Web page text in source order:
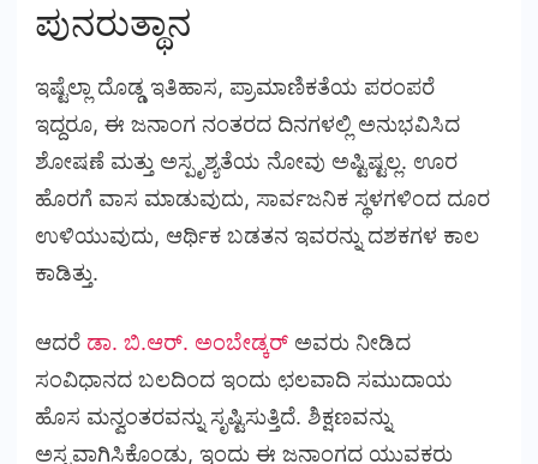
ಪುನರುತ್ಥಾನ
ಇಷ್ಟೆಲ್ಲಾ ದೊಡ್ಡ ಇತಿಹಾಸ, ಪ್ರಾಮಾಣಿಕತೆಯ ಪರಂಪರೆ
ಇದ್ದರೂ, ಈ ಜನಾಂಗ ನಂತರದ ದಿನಗಳಲ್ಲಿ ಅನುಭವಿಸಿದ
ಶೋಷಣೆ ಮತ್ತು ಅಸ್ಪೃಶ್ಯತೆಯ ನೋವು ಅಷ್ಟಿಷ್ಟಲ್ಲ. ಊರ
ಹೊರಗೆ ವಾಸ ಮಾಡುವುದು, ಸಾರ್ವಜನಿಕ ಸ್ಥಳಗಳಿಂದ ದೂರ
ಉಳಿಯುವುದು, ಆರ್ಥಿಕ ಬಡತನ ಇವರನ್ನು ದಶಕಗಳ ಕಾಲ
ಕಾಡಿತ್ತು.
ಆದರೆ ಡಾ. ಬಿ.ಆರ್. ಅಂಬೇಡ್ಕರ್ ಅವರು ನೀಡಿದ
ಸಂವಿಧಾನದ ಬಲದಿಂದ ಇಂದು ಛಲವಾದಿ ಸಮುದಾಯ
ಹೊಸ ಮನ್ವಂತರವನ್ನು ಸೃಷ್ಟಿಸುತ್ತಿದೆ. ಶಿಕ್ಷಣವನ್ನು
ಅಸ್ತ್ರವಾಗಿಸಿಕೊಂಡು, ಇಂದು ಈ ಜನಾಂಗದ ಯುವಕರು